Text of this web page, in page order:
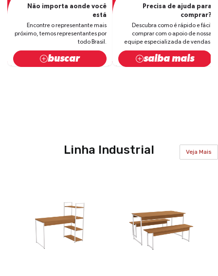
Não importa aonde você
está
Encontre o representante mais
próximo, temos representantes por
todo Brasil.
buscar
Precisa de ajuda para
comprar?
Descubra como é rápido e fácil
comprar com o apoio de nossa
equipe especializada de vendas.
saiba mais
Linha Industrial Veja Mais